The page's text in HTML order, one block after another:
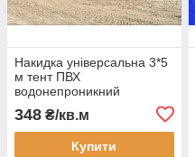
Накидка універсальна 3*5
м тент ПВХ
водонепроникний
тент на кузов тент
захисний тент на
замовлення доставка
348 ₴/кв.м
Купити